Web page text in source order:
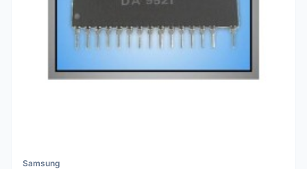
Samsung